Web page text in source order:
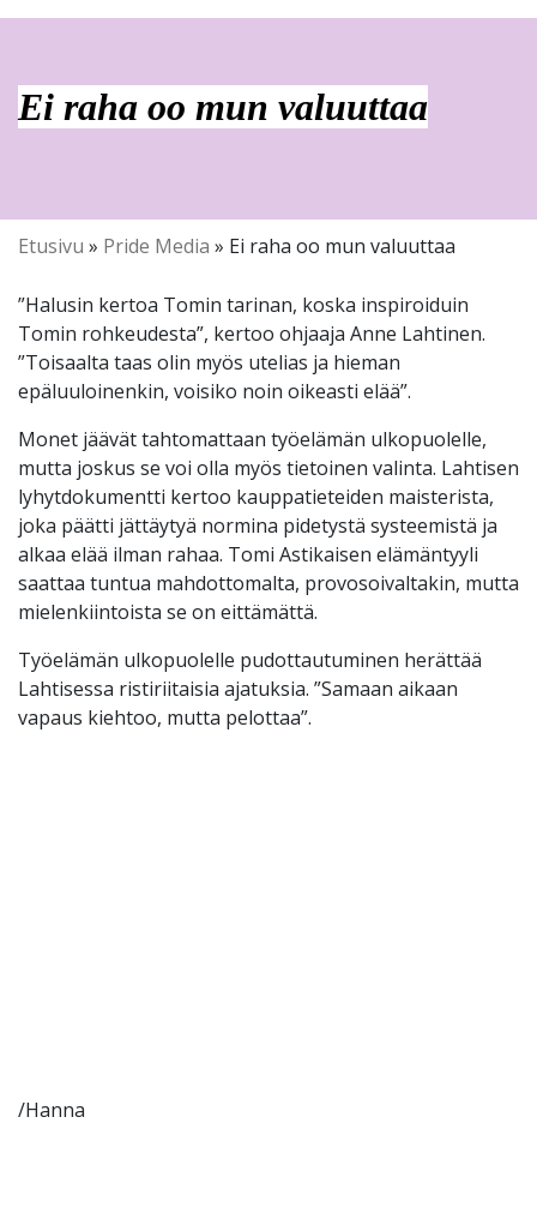
Ei raha oo mun valuuttaa
Etusivu » Pride Media » Ei raha oo mun valuuttaa
”Halusin kertoa Tomin tarinan, koska inspiroiduin
Tomin rohkeudesta”, kertoo ohjaaja Anne Lahtinen.
”Toisaalta taas olin myös utelias ja hieman
epäluuloinenkin, voisiko noin oikeasti elää”.
Monet jäävät tahtomattaan työelämän ulkopuolelle,
mutta joskus se voi olla myös tietoinen valinta. Lahtisen
lyhytdokumentti kertoo kauppatieteiden maisterista,
joka päätti jättäytyä normina pidetystä systeemistä ja
alkaa elää ilman rahaa. Tomi Astikaisen elämäntyyli
saattaa tuntua mahdottomalta, provosoivaltakin, mutta
mielenkiintoista se on eittämättä.
Työelämän ulkopuolelle pudottautuminen herättää
Lahtisessa ristiriitaisia ajatuksia. ”Samaan aikaan
vapaus kiehtoo, mutta pelottaa”.
/Hanna